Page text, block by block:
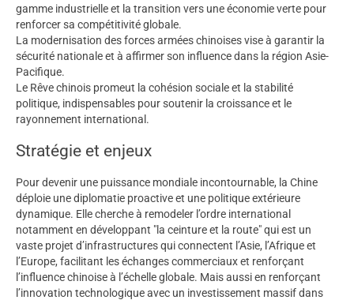
gamme industrielle et la transition vers une économie verte pour
renforcer sa compétitivité globale.
La modernisation des forces armées chinoises vise à garantir la
sécurité nationale et à affirmer son influence dans la région Asie-
Pacifique.
Le Rêve chinois promeut la cohésion sociale et la stabilité
politique, indispensables pour soutenir la croissance et le
rayonnement international.
Stratégie et enjeux
Pour devenir une puissance mondiale incontournable, la Chine
déploie une diplomatie proactive et une politique extérieure
dynamique. Elle cherche à remodeler l’ordre international
notamment en développant "la ceinture et la route" qui est un
vaste projet d’infrastructures qui connectent l’Asie, l’Afrique et
l’Europe, facilitant les échanges commerciaux et renforçant
l’influence chinoise à l’échelle globale. Mais aussi en renforçant
l’innovation technologique avec un investissement massif dans